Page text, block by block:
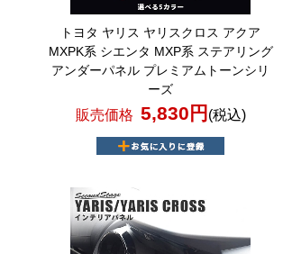
トヨタ ヤリス ヤリスクロス アクア
MXPK系 シエンタ MXP系 ステアリング
アンダーパネル プレミアムトーンシリ
ーズ
販売価格 5,830円 (税込)